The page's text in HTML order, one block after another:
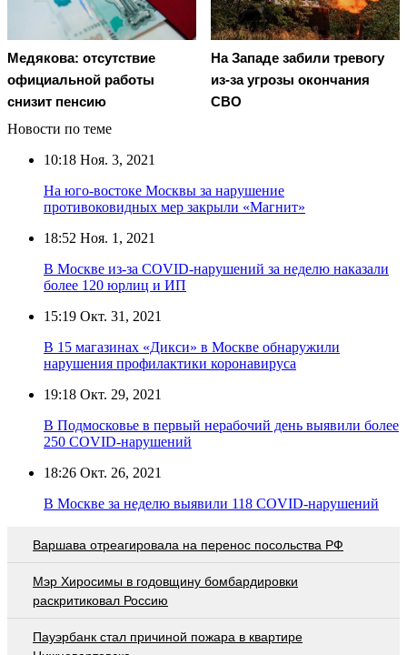
Медякова: отсутствие
официальной работы
снизит пенсию
На Западе забили тревогу
из-за угрозы окончания
СВО
Новости по теме
10:18 Ноя. 3, 2021
На юго-востоке Москвы за нарушение
противоковидных мер закрыли «Магнит»
18:52 Ноя. 1, 2021
В Москве из-за COVID-нарушений за неделю наказали
более 120 юрлиц и ИП
15:19 Окт. 31, 2021
В 15 магазинах «Дикси» в Москве обнаружили
нарушения профилактики коронавируса
19:18 Окт. 29, 2021
В Подмосковье в первый нерабочий день выявили более
250 COVID-нарушений
18:26 Окт. 26, 2021
В Москве за неделю выявили 118 COVID-нарушений
Варшава отреагировала на перенос посольства РФ
Мэр Хиросимы в годовщину бомбардировки
раскритиковал Россию
Пауэрбанк стал причиной пожара в квартире